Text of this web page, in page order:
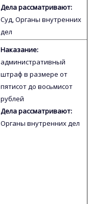
Дела рассматривают:
Суд, Органы внутренних
дел
Наказание:
административный
штраф в размере от
пятисот до восьмисот
рублей
Дела рассматривают:
Органы внутренних дел